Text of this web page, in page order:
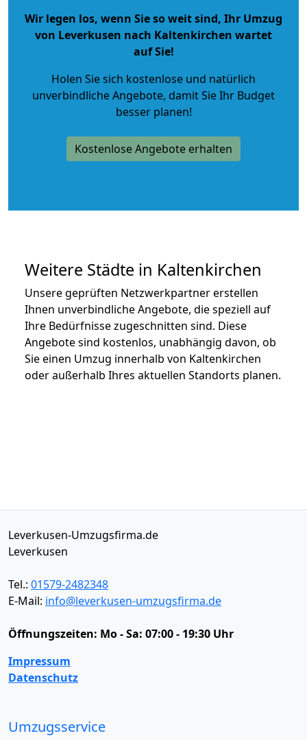
Wir legen los, wenn Sie so weit sind, Ihr Umzug
von Leverkusen nach Kaltenkirchen wartet
auf Sie!
Holen Sie sich kostenlose und natürlich
unverbindliche Angebote, damit Sie Ihr Budget
besser planen!
Kostenlose Angebote erhalten
Weitere Städte in Kaltenkirchen
Unsere geprüften Netzwerkpartner erstellen
Ihnen unverbindliche Angebote, die speziell auf
Ihre Bedürfnisse zugeschnitten sind. Diese
Angebote sind kostenlos, unabhängig davon, ob
Sie einen Umzug innerhalb von Kaltenkirchen
oder außerhalb Ihres aktuellen Standorts planen.
Leverkusen-Umzugsfirma.de
Leverkusen
Tel.: 01579-2482348
E-Mail: info@leverkusen-umzugsfirma.de
Öffnungszeiten: Mo - Sa: 07:00 - 19:30 Uhr
Impressum
Datenschutz
Umzugsservice